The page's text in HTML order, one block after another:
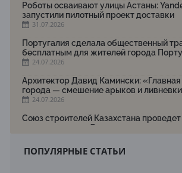
Роботы осваивают улицы Астаны:
запустили пилотный проект доставки
31.07.2026
Португалия сделала общественный
бесплатным для жителей города Порту
24.07.2026
Архитектор Давид Камински:
города — смешение арыков и
24.07.2026
Союз строителей Казахстана
мероприятие ко Дню строителя
Новый Строительный кодекс: что
ПОПУЛЯРНЫЕ СТАТЬИ